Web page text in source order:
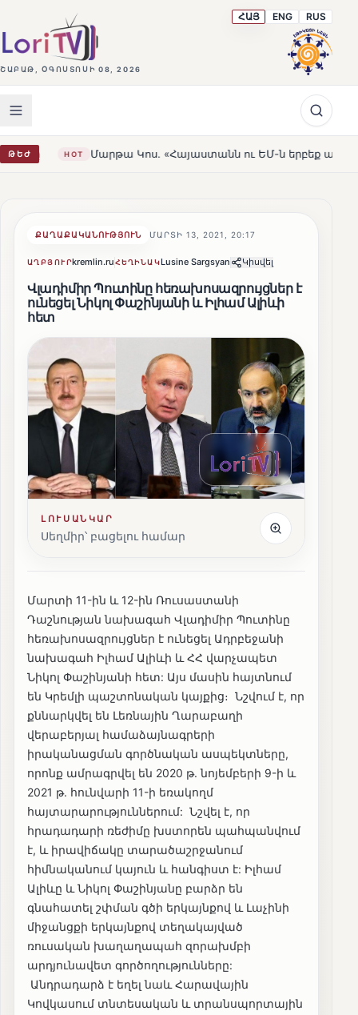
ՇԱԲԱԹ, ՕԳՈՍՏՈՍԻ 08, 2026
ՀԱՅ ENG RUS
ԹԵԺ
HOT Մարթա Կոս. «Հայաստանն ու ԵՄ-ն երբեք այսքան մոտ չեն
ՔԱՂԱՔԱԿԱՆՈՒԹՅՈՒՆ ՄԱՐՏԻ 13, 2021, 20:17
ԱՂԲՅՈՒՐkremlin.ruՀԵՂԻՆԱԿLusine Sargsyan Կիսվել
Վլադիմիր Պուտինը հեռախոսազրույցներ է
ունեցել Նիկոլ Փաշինյանի և Իլհամ Ալիևի
հետ
ԼՈՒՍԱՆԿԱՐ
Սեղմիր՝ բացելու համար
Մարտի 11-ին և 12-ին Ռուսաստանի
Դաշնության նախագահ Վլադիմիր Պուտինը
հեռախոսազրույցներ է ունեցել Ադրբեջանի
նախագահ Իլհամ Ալիևի և ՀՀ վարչապետ
Նիկոլ Փաշինյանի հետ: Այս մասին հայտնում
են Կրեմլի պաշտոնական կայքից։ Նշվում է, որ
քննարկվել են Լեռնային Ղարաբաղի
վերաբերյալ համաձայնագրերի
իրականացման գործնական ասպեկտները,
որոնք ամրագրվել են 2020 թ. նոյեմբերի 9-ի և
2021 թ. հունվարի 11-ի եռակողմ
հայտարարություններում: Նշվել է, որ
հրադադարի ռեժիմը խստորեն պահպանվում
է, և իրավիճակը տարածաշրջանում
հիմնականում կայուն և հանգիստ է: Իլհամ
Ալիևը և Նիկոլ Փաշինյանը բարձր են
գնահատել շփման գծի երկայնքով և Լաչինի
միջանցքի երկայնքով տեղակայված
ռուսական խաղաղապահ զորախմբի
արդյունավետ գործողությունները:
Անդրադարձ է եղել նաև Հարավային
Կովկասում տնտեսական և տրանսպորտային